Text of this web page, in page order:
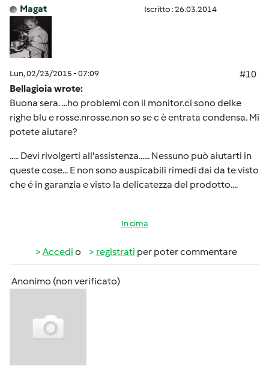
Magat Iscritto : 26.03.2014
Lun, 02/23/2015 - 07:09
#10
Bellagioia wrote:
Buona sera. ...ho problemi con il monitor.ci sono delke
righe blu e rosse.nrosse.non so se c è entrata condensa. Mi
potete aiutare?
..... Devi rivolgerti all'assistenza...... Nessuno può aiutarti in
queste cose... E non sono auspicabili rimedi dai da te visto
che é in garanzia e visto la delicatezza del prodotto....
In cima
Accedi o registrati per poter commentare
Anonimo (non verificato)